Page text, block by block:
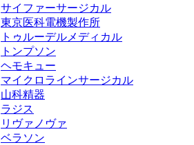
サイファーサージカル
東京医科電機製作所
トゥルーデルメディカル
トンプソン
ヘモキュー
マイクロラインサージカル
山科精器
ラジス
リヴァノヴァ
ベラソン